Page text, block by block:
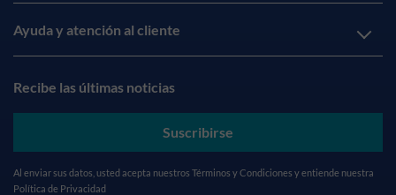
Ayuda y atención al cliente
Recibe las últimas noticias
Suscribirse
Al enviar sus datos, usted acepta nuestros Términos y Condiciones y entiende nuestra
Política de Privacidad